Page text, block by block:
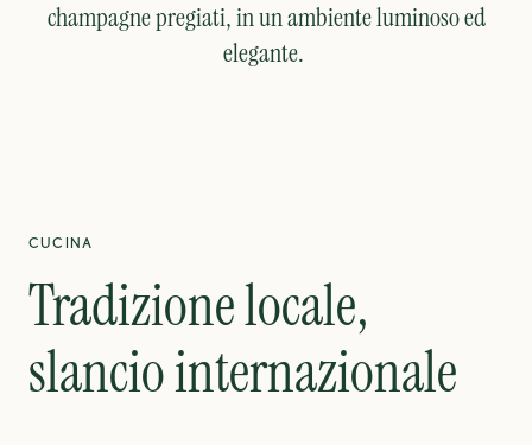
champagne pregiati, in un ambiente luminoso ed
elegante.
CUCINA
Tradizione locale,
slancio internazionale